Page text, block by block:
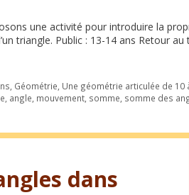
une activité pour introduire la
triangle. Public : 13-14 ans Retour
Géométrie Une géométrie articulée de 10
angle mouvement somme somme des
dans